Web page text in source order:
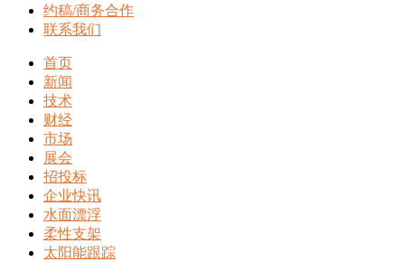
约稿/商务合作
联系我们
首页
新闻
技术
财经
市场
展会
招投标
企业快讯
水面漂浮
柔性支架
太阳能跟踪